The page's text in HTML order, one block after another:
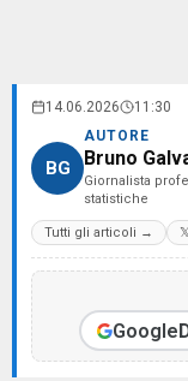
14.06.2026 11:30
BG
AUTORE
Bruno
Giornalista
statistiche
Tutti gli articoli →
Google